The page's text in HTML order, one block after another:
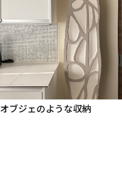
オブジェのような収納